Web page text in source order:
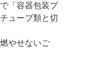
「容器包装プ
ューブ類と切
やせないご